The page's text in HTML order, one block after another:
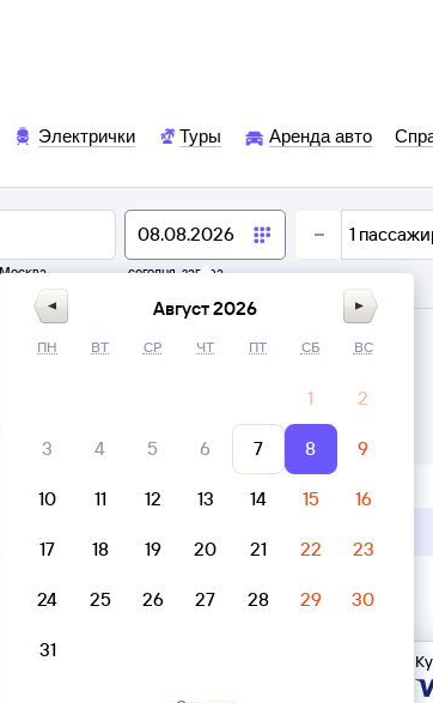
Электрички Туры Аренда авто
Москва сегодня, завтра
1
Август 2026
ПН ВТ СР ЧТ ПТ СБ ВС
1 2
3 4 5 6 7 8 9
10 11 12 13 14 15 16
17 18 19 20 21 22 23
24 25 26 27 28 29 30
31